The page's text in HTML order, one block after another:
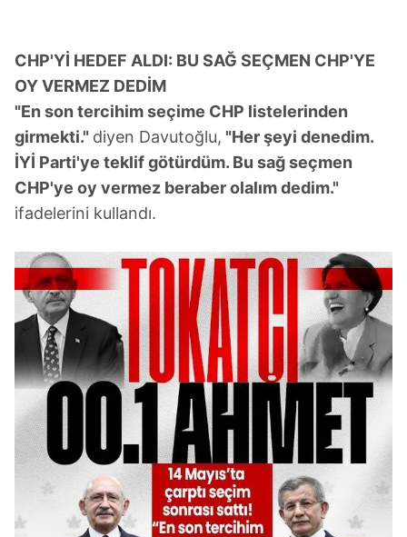
CHP'Yİ HEDEF ALDI: BU SAĞ SEÇMEN CHP'YE
OY VERMEZ DEDİM
"En son tercihim seçime CHP listelerinden
girmekti." diyen Davutoğlu, "Her şeyi denedim.
İYİ Parti'ye teklif götürdüm. Bu sağ seçmen
CHP'ye oy vermez beraber olalım dedim."
ifadelerini kullandı.